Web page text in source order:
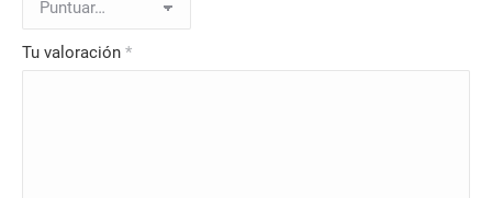
Tu valoración *